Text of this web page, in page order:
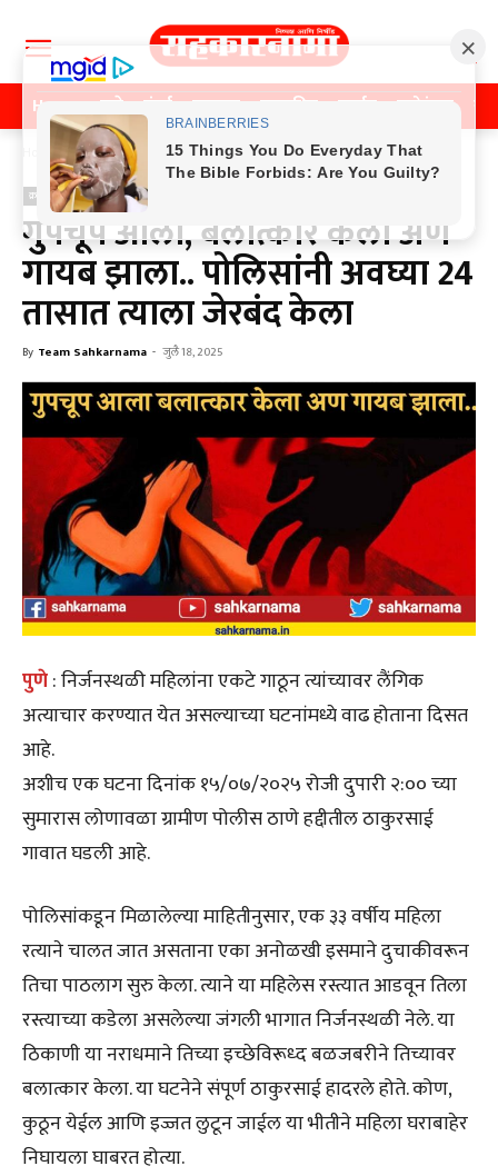
Home पुणे मुंबई महाराष्ट्र राजकीय क्राईम मनोरंजन
क्राईम
क्राईम पुणे
गुपचूप आला, बलात्कार केला अण
गायब झाला.. पोलिसांनी अवघ्या 24
तासात त्याला जेरबंद केला
By Team Sahkarnama - जुलै 18, 2025
पुणे: निर्जनस्थळी महिलांना एकटे गाठून त्यांच्यावर लैंगिक
अत्याचार करण्यात येत असल्याच्या घटनांमध्ये वाढ होताना दिसत
आहे.
अशीच एक घटना दिनांक १५/०७/२०२५ रोजी दुपारी २:०० च्या
सुमारास लोणावळा ग्रामीण पोलीस ठाणे हद्दीतील ठाकुरसाई
गावात घडली आहे.
पोलिसांकडून मिळालेल्या माहितीनुसार, एक ३३ वर्षीय महिला
रत्याने चालत जात असताना एका अनोळखी इसमाने दुचाकीवरून
तिचा पाठलाग सुरु केला. त्याने या महिलेस रस्त्यात आडवून तिला
रस्त्याच्या कडेला असलेल्या जंगली भागात निर्जनस्थळी नेले. या
ठिकाणी या नराधमाने तिच्या इच्छेविरूध्द बळजबरीने तिच्यावर
बलात्कार केला. या घटनेने संपूर्ण ठाकुरसाई हादरले होते. कोण,
कुठून येईल आणि इज्जत लुटून जाईल या भीतीने महिला घराबाहेर
निघायला घाबरत होत्या.